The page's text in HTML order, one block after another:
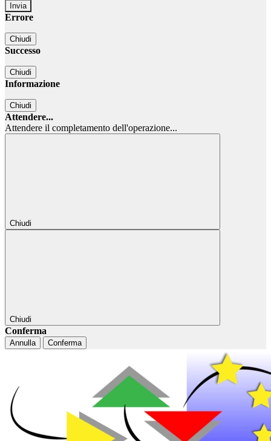
Errore
Chiudi
Successo
Chiudi
Informazione
Chiudi
Attendere...
Attendere il completamento dell'operazione...
Chiudi
Chiudi
Conferma
Annulla Conferma